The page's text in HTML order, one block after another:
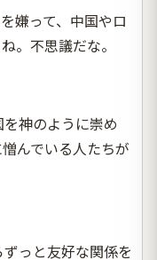
嫌って、中国やロ
。不思議だな。
神のように崇め
んでいる人たちが
っと友好な関係を